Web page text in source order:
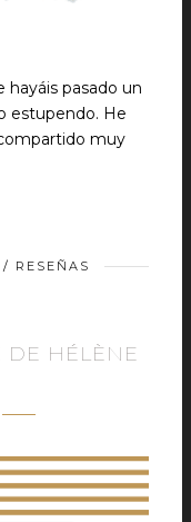
hayáis pasado un
estupendo. He
muy
/ RESEÑAS
DE HÉLÈNE